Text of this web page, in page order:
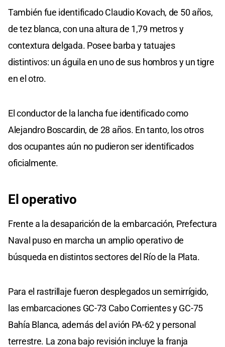
También fue identificado Claudio Kovach, de 50 años,
de tez blanca, con una altura de 1,79 metros y
contextura delgada. Posee barba y tatuajes
distintivos: un águila en uno de sus hombros y un tigre
en el otro.
El conductor de la lancha fue identificado como
Alejandro Boscardin, de 28 años. En tanto, los otros
dos ocupantes aún no pudieron ser identificados
oficialmente.
El operativo
Frente a la desaparición de la embarcación, Prefectura
Naval puso en marcha un amplio operativo de
búsqueda en distintos sectores del Río de la Plata.
Para el rastrillaje fueron desplegados un semirrígido,
las embarcaciones GC-73 Cabo Corrientes y GC-75
Bahía Blanca, además del avión PA-62 y personal
terrestre. La zona bajo revisión incluye la franja